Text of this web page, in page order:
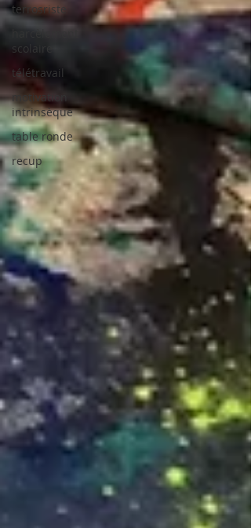
terrosriste
scolaire
télétravail
motivation
intrinsèque
table ronde
recup